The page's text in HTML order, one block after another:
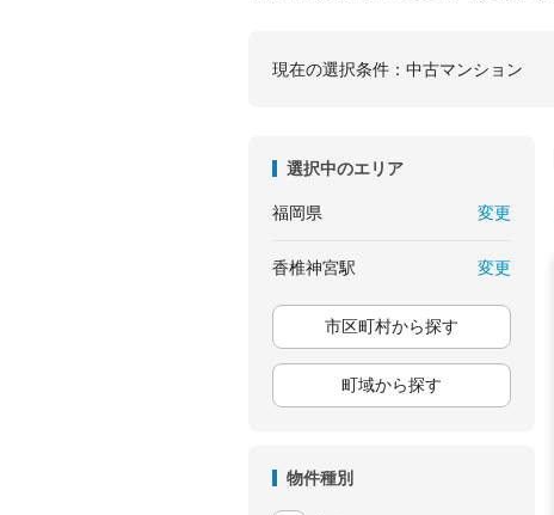
現在の選択条件： 中古マンション
選択中のエリア
福岡県 変更
香椎神宮駅 変更
市区町村から探す
町域から探す
物件種別